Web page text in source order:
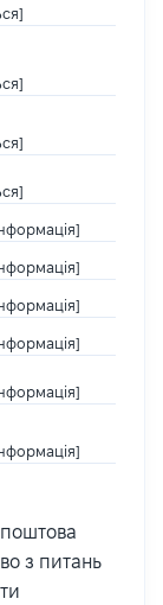
з питань